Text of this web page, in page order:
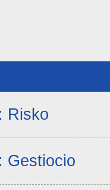
Risko
Gestiocio